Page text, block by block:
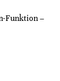
Funktion –